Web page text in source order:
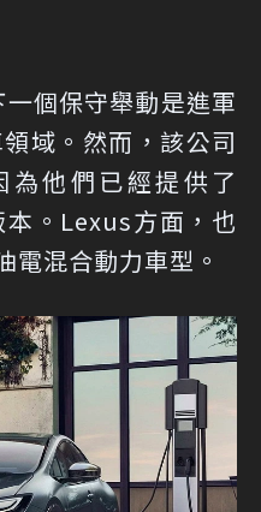
個保守舉動是進軍
域。然而，該公司
為他們已經提供了
。Lexus方面，也
電混合動力車型。